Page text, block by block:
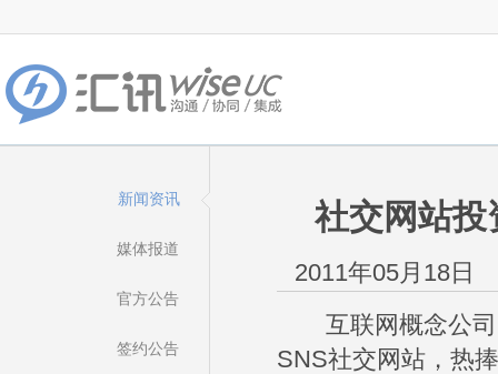
新闻资讯
媒体报道
官方公告
签约公告
社交网站投
2011年05月18日
互联网概念公司
SNS社交网站，热